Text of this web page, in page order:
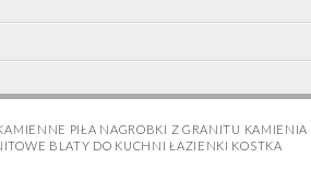
PIŁA NAGROBKI Z GRANITU KAMIENIA
BLATY DO KUCHNI ŁAZIENKI KOSTKA